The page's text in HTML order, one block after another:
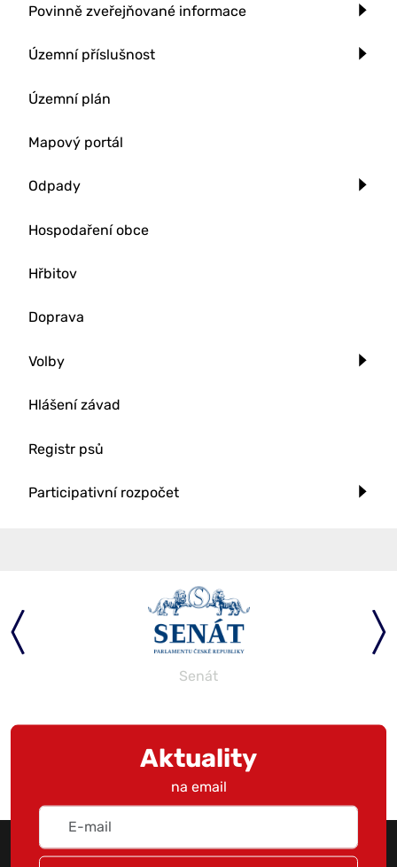
Povinně zveřejňované informace
Územní příslušnost
Územní plán
Mapový portál
Odpady
Hospodaření obce
Hřbitov
Doprava
Volby
Hlášení závad
Registr psů
Participativní rozpočet
Senát
Aktuality
na email